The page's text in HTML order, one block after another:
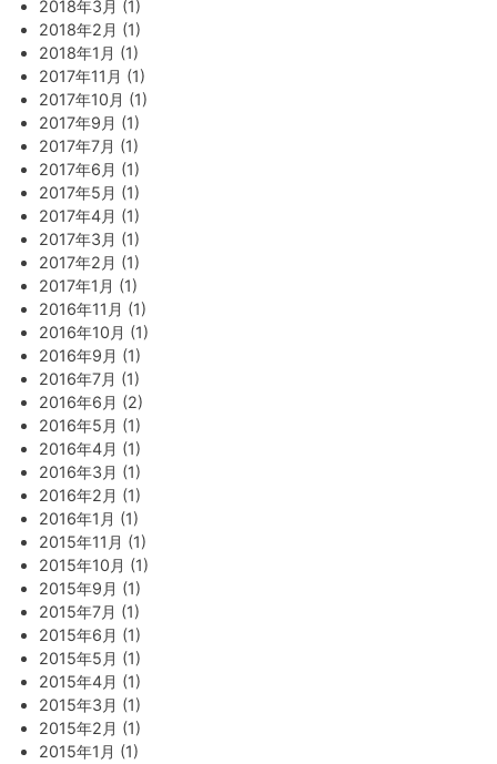
2018年3月 (1)
2018年2月 (1)
2018年1月 (1)
2017年11月 (1)
2017年10月 (1)
2017年9月 (1)
2017年7月 (1)
2017年6月 (1)
2017年5月 (1)
2017年4月 (1)
2017年3月 (1)
2017年2月 (1)
2017年1月 (1)
2016年11月 (1)
2016年10月 (1)
2016年9月 (1)
2016年7月 (1)
2016年6月 (2)
2016年5月 (1)
2016年4月 (1)
2016年3月 (1)
2016年2月 (1)
2016年1月 (1)
2015年11月 (1)
2015年10月 (1)
2015年9月 (1)
2015年7月 (1)
2015年6月 (1)
2015年5月 (1)
2015年4月 (1)
2015年3月 (1)
2015年2月 (1)
2015年1月 (1)